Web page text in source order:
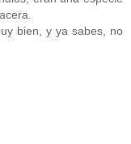
bien, y ya sabes, no